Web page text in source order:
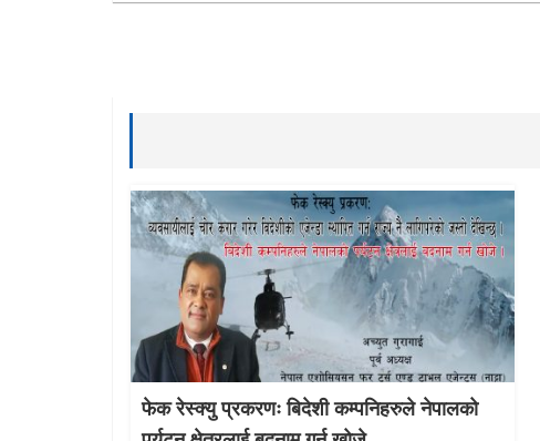
फेक रेस्क्यु प्रकरणः बिदेशी कम्पनिहरुले नेपालको